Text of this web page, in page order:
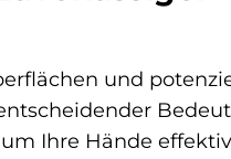
und
Ihre Hände